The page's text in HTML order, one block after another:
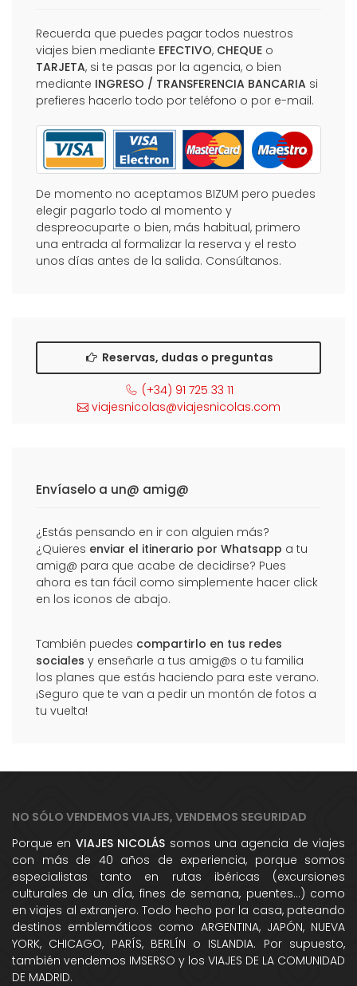
Recuerda que puedes pagar todos nuestros
viajes bien mediante EFECTIVO, CHEQUE o
TARJETA, si te pasas por la agencia, o bien
mediante INGRESO / TRANSFERENCIA BANCARIA si
prefieres hacerlo todo por teléfono o por e-mail.
De momento no aceptamos BIZUM pero puedes
elegir pagarlo todo al momento y
despreocuparte o bien, más habitual, primero
una entrada al formalizar la reserva y el resto
unos días antes de la salida. Consúltanos.
Reservas, dudas o preguntas
(+34) 91 725 33 11
viajesnicolas@viajesnicolas.com
Envíaselo a un@ amig@
¿Estás pensando en ir con alguien más?
¿Quieres enviar el itinerario por Whatsapp a tu
amig@ para que acabe de decidirse? Pues
ahora es tan fácil como simplemente hacer click
en los iconos de abajo.
También puedes compartirlo en tus redes
sociales y enseñarle a tus amig@s o tu familia
los planes que estás haciendo para este verano.
¡Seguro que te van a pedir un montón de fotos a
tu vuelta!
NO SÓLO VENDEMOS VIAJES, VENDEMOS SEGURIDAD
Porque en VIAJES NICOLÁS somos una agencia de viajes
con más de 40 años de experiencia, porque somos
especialistas tanto en rutas ibéricas (excursiones
culturales de un dÍa, fines de semana, puentes...) como
en viajes al extranjero. Todo hecho por la casa, pateando
destinos emblemáticos como ARGENTINA, JAPÓN, NUEVA
YORK, CHICAGO, PARÍS, BERLÍN o ISLANDIA. Por supuesto,
también vendemos IMSERSO y los VIAJES DE LA COMUNIDAD
DE MADRID.